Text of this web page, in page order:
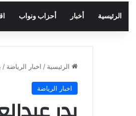
الرئيسية أخبار أحزاب ونواب
الرئيسية / اخبار الرياضة /
اخبار الرياضة